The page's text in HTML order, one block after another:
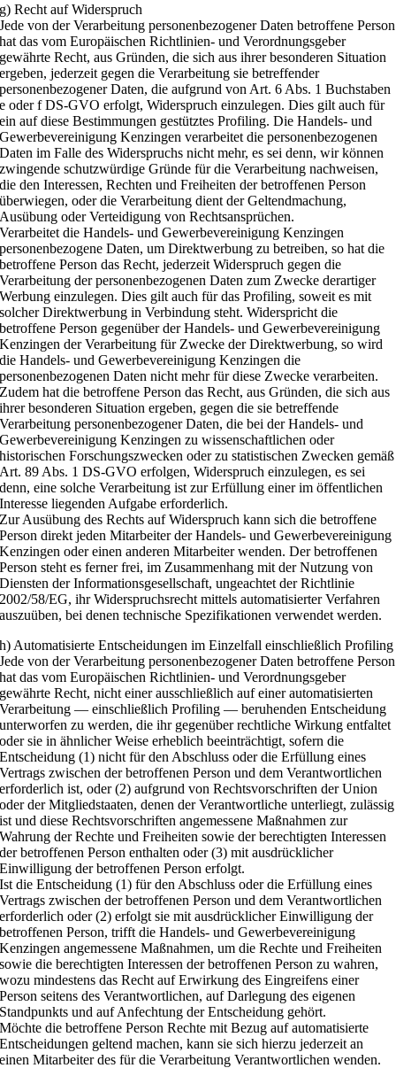
g) Recht auf Widerspruch
Jede von der Verarbeitung personenbezogener Daten betroffene Person
hat das vom Europäischen Richtlinien- und Verordnungsgeber
gewährte Recht, aus Gründen, die sich aus ihrer besonderen Situation
ergeben, jederzeit gegen die Verarbeitung sie betreffender
personenbezogener Daten, die aufgrund von Art. 6 Abs. 1 Buchstaben
e oder f DS-GVO erfolgt, Widerspruch einzulegen. Dies gilt auch für
ein auf diese Bestimmungen gestütztes Profiling. Die Handels- und
Gewerbevereinigung Kenzingen verarbeitet die personenbezogenen
Daten im Falle des Widerspruchs nicht mehr, es sei denn, wir können
zwingende schutzwürdige Gründe für die Verarbeitung nachweisen,
die den Interessen, Rechten und Freiheiten der betroffenen Person
überwiegen, oder die Verarbeitung dient der Geltendmachung,
Ausübung oder Verteidigung von Rechtsansprüchen.
Verarbeitet die Handels- und Gewerbevereinigung Kenzingen
personenbezogene Daten, um Direktwerbung zu betreiben, so hat die
betroffene Person das Recht, jederzeit Widerspruch gegen die
Verarbeitung der personenbezogenen Daten zum Zwecke derartiger
Werbung einzulegen. Dies gilt auch für das Profiling, soweit es mit
solcher Direktwerbung in Verbindung steht. Widerspricht die
betroffene Person gegenüber der Handels- und Gewerbevereinigung
Kenzingen der Verarbeitung für Zwecke der Direktwerbung, so wird
die Handels- und Gewerbevereinigung Kenzingen die
personenbezogenen Daten nicht mehr für diese Zwecke verarbeiten.
Zudem hat die betroffene Person das Recht, aus Gründen, die sich aus
ihrer besonderen Situation ergeben, gegen die sie betreffende
Verarbeitung personenbezogener Daten, die bei der Handels- und
Gewerbevereinigung Kenzingen zu wissenschaftlichen oder
historischen Forschungszwecken oder zu statistischen Zwecken gemäß
Art. 89 Abs. 1 DS-GVO erfolgen, Widerspruch einzulegen, es sei
denn, eine solche Verarbeitung ist zur Erfüllung einer im öffentlichen
Interesse liegenden Aufgabe erforderlich.
Zur Ausübung des Rechts auf Widerspruch kann sich die betroffene
Person direkt jeden Mitarbeiter der Handels- und Gewerbevereinigung
Kenzingen oder einen anderen Mitarbeiter wenden. Der betroffenen
Person steht es ferner frei, im Zusammenhang mit der Nutzung von
Diensten der Informationsgesellschaft, ungeachtet der Richtlinie
2002/58/EG, ihr Widerspruchsrecht mittels automatisierter Verfahren
auszuüben, bei denen technische Spezifikationen verwendet werden.
h) Automatisierte Entscheidungen im Einzelfall einschließlich Profiling
Jede von der Verarbeitung personenbezogener Daten betroffene Person
hat das vom Europäischen Richtlinien- und Verordnungsgeber
gewährte Recht, nicht einer ausschließlich auf einer automatisierten
Verarbeitung — einschließlich Profiling — beruhenden Entscheidung
unterworfen zu werden, die ihr gegenüber rechtliche Wirkung entfaltet
oder sie in ähnlicher Weise erheblich beeinträchtigt, sofern die
Entscheidung (1) nicht für den Abschluss oder die Erfüllung eines
Vertrags zwischen der betroffenen Person und dem Verantwortlichen
erforderlich ist, oder (2) aufgrund von Rechtsvorschriften der Union
oder der Mitgliedstaaten, denen der Verantwortliche unterliegt, zulässig
ist und diese Rechtsvorschriften angemessene Maßnahmen zur
Wahrung der Rechte und Freiheiten sowie der berechtigten Interessen
der betroffenen Person enthalten oder (3) mit ausdrücklicher
Einwilligung der betroffenen Person erfolgt.
Ist die Entscheidung (1) für den Abschluss oder die Erfüllung eines
Vertrags zwischen der betroffenen Person und dem Verantwortlichen
erforderlich oder (2) erfolgt sie mit ausdrücklicher Einwilligung der
betroffenen Person, trifft die Handels- und Gewerbevereinigung
Kenzingen angemessene Maßnahmen, um die Rechte und Freiheiten
sowie die berechtigten Interessen der betroffenen Person zu wahren,
wozu mindestens das Recht auf Erwirkung des Eingreifens einer
Person seitens des Verantwortlichen, auf Darlegung des eigenen
Standpunkts und auf Anfechtung der Entscheidung gehört.
Möchte die betroffene Person Rechte mit Bezug auf automatisierte
Entscheidungen geltend machen, kann sie sich hierzu jederzeit an
einen Mitarbeiter des für die Verarbeitung Verantwortlichen wenden.